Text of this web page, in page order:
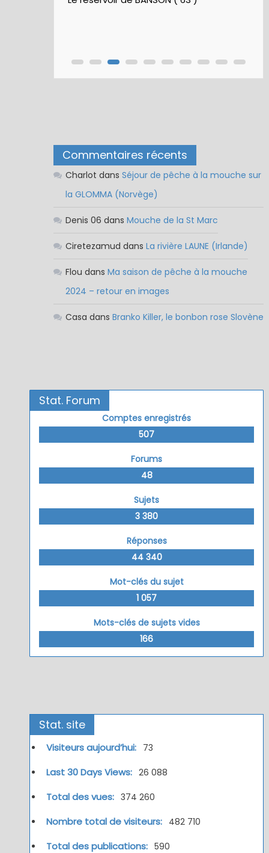
Commentaires récents
Charlot dans Séjour de pêche à la mouche sur
la GLOMMA (Norvège)
Denis 06 dans Mouche de la St Marc
Ciretezamud dans La rivière LAUNE (Irlande)
Flou dans Ma saison de pêche à la mouche
2024 – retour en images
Casa dans Branko Killer, le bonbon rose Slovène
Stat. Forum
Comptes enregistrés
507
Forums
48
Sujets
3 380
Réponses
44 340
Mot-clés du sujet
1 057
Mots-clés de sujets vides
166
Stat. site
Visiteurs aujourd’hui: 73
Last 30 Days Views: 26 088
Total des vues: 374 260
Nombre total de visiteurs: 482 710
Total des publications: 590